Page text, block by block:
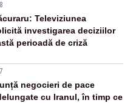
Televiziunea
investigarea deciziilor
perioadă de criză
negocieri de pace
cu Iranul, în timp ce